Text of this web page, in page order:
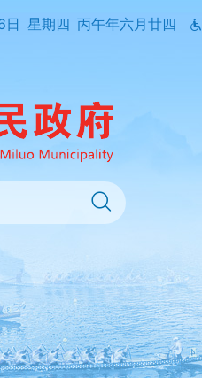
日 星期四 丙午年六月廿四